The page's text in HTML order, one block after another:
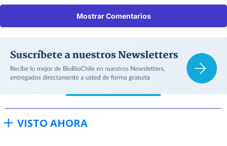
Mostrar Comentarios
VISTO AHORA